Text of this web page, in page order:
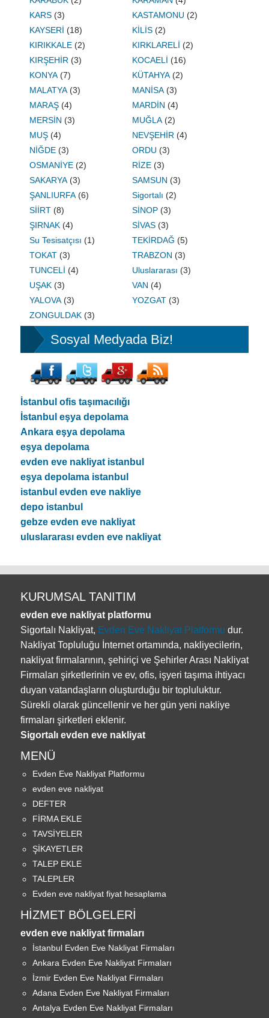
KARS (3) KASTAMONU (2)
KAYSERİ (18) KİLİS (2)
KIRIKKALE (2) KIRKLARELİ (2)
KIRŞEHİR (3) KOCAELİ (16)
KONYA (7) KÜTAHYA (2)
MALATYA (3) MANİSA (3)
MARAŞ (4) MARDİN (4)
MERSİN (3) MUĞLA (2)
MUŞ (4) NEVŞEHİR (4)
NİĞDE (3) ORDU (3)
OSMANİYE (2) RİZE (3)
SAKARYA (3) SAMSUN (3)
ŞANLIURFA (6) Sigortalı (2)
SİİRT (8) SİNOP (3)
ŞIRNAK (4) SİVAS (3)
Su Tesisatçısı (1) TEKİRDAĞ (5)
TOKAT (3) TRABZON (3)
TUNCELİ (4) Uluslararası (3)
UŞAK (3) VAN (4)
YALOVA (3) YOZGAT (3)
ZONGULDAK (3)
Sosyal Medyada Biz!
İstanbul ofis taşımacılığı
İstanbul eşya depolama
Ankara eşya depolama
eşya depolama
evden eve nakliyat istanbul
eşya depolama istanbul
istanbul evden eve nakliye
depo istanbul
gebze evden eve nakliyat
uluslararası evden eve nakliyat
KURUMSAL TANITIM
evden eve nakliyat platformu
Sigortalı Nakliyat, Evden Eve Nakliyat Platformu dur.
Nakliyat Topluluğu İnternet ortamında, nakliyecilerin,
nakliyat firmalarının, şehiriçi ve Şehirler Arası Nakliyat
Firmaları şirketlerinin ve ev, ofis, işyeri taşıma ihtiyacı
duyan vatandaşların oluşturduğu bir topluluktur.
Sürekli olarak güncellenir ve her gün yeni nakliye
firmaları şirketleri eklenir.
Sigortalı evden eve nakliyat
MENÜ
Evden Eve Nakliyat Platformu
evden eve nakliyat
DEFTER
FİRMA EKLE
TAVSİYELER
ŞİKAYETLER
TALEP EKLE
TALEPLER
Evden eve nakliyat fiyat hesaplama
HIZMET BÖLGELERI
evden eve nakliyat firmaları
İstanbul Evden Eve Nakliyat Firmaları
Ankara Evden Eve Nakliyat Firmaları
İzmir Evden Eve Nakliyat Firmaları
Adana Evden Eve Nakliyat Firmaları
Antalya Evden Eve Nakliyat Firmaları